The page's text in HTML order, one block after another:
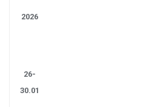
2026
26-
30.01